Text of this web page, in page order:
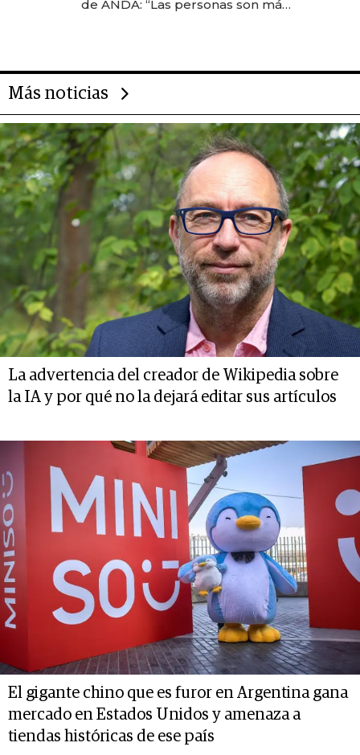
de ANDA: “Las personas son más
Más noticias
La advertencia del creador de Wikipedia sobre
la IA y por qué no la dejará editar sus artículos
El gigante chino que es furor en Argentina gana
mercado en Estados Unidos y amenaza a
tiendas históricas de ese país